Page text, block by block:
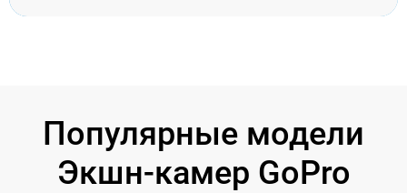
Популярные модели
Экшн-камер GoPro